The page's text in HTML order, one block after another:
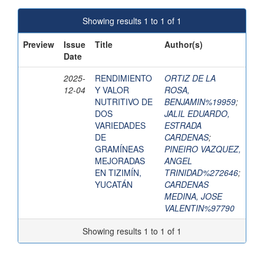
Showing results 1 to 1 of 1
Preview
Issue
Date
Title Author(s)
2025-
12-04
RENDIMIENTO
Y VALOR
NUTRITIVO DE
DOS
VARIEDADES
DE
GRAMÍNEAS
MEJORADAS
EN TIZIMÍN,
YUCATÁN
ORTIZ DE LA
ROSA,
BENJAMIN%19959;
JALIL EDUARDO,
ESTRADA
CARDENAS;
PINEIRO VAZQUEZ,
ANGEL
TRINIDAD%272646;
CARDENAS
MEDINA, JOSE
VALENTIN%97790
Showing results 1 to 1 of 1